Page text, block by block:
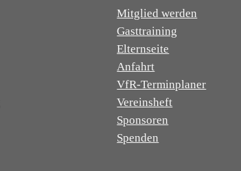
Mitglied werden
Gasttraining
Elternseite
Anfahrt
VfR-Terminplaner
Vereinsheft
Sponsoren
Spenden